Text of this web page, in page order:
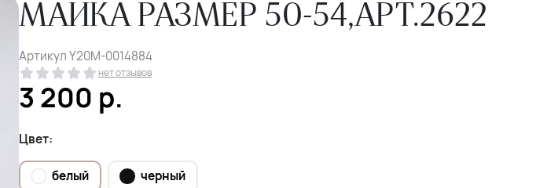
МАЙКА РАЗМЕР 50-54,АРТ.2622
АртикулY20M-0014884
нет отзывов
3 200 р.
Цвет:
белый черный